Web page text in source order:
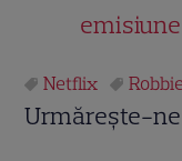
emisiune
Netflix
Urmărește-